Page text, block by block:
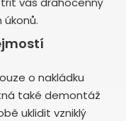
o nakládku
také demontáž
uklidit vzniklý